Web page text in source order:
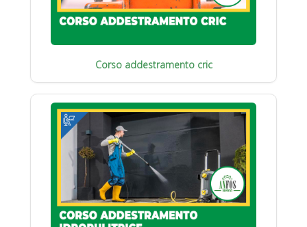
Corso addestramento cric